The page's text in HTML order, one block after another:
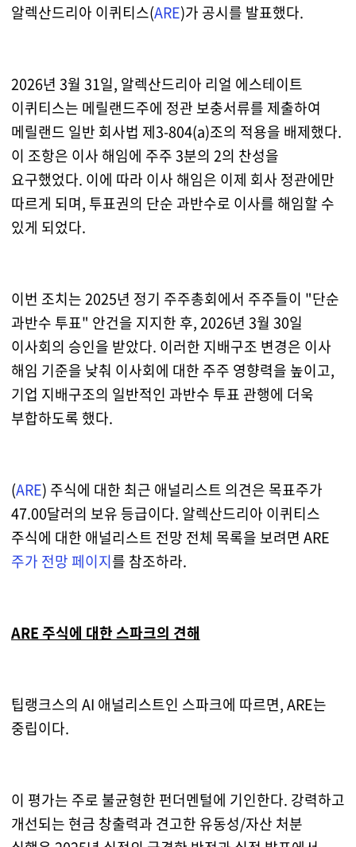
알렉산드리아 이퀴티스(ARE)가 공시를 발표했다.
2026년 3월 31일, 알렉산드리아 리얼 에스테이트
이퀴티스는 메릴랜드주에 정관 보충서류를 제출하여
메릴랜드 일반 회사법 제3-804(a)조의 적용을 배제했다.
이 조항은 이사 해임에 주주 3분의 2의 찬성을
요구했었다. 이에 따라 이사 해임은 이제 회사 정관에만
따르게 되며, 투표권의 단순 과반수로 이사를 해임할 수
있게 되었다.
이번 조치는 2025년 정기 주주총회에서 주주들이 "단순
과반수 투표" 안건을 지지한 후, 2026년 3월 30일
이사회의 승인을 받았다. 이러한 지배구조 변경은 이사
해임 기준을 낮춰 이사회에 대한 주주 영향력을 높이고,
기업 지배구조의 일반적인 과반수 투표 관행에 더욱
부합하도록 했다.
(ARE) 주식에 대한 최근 애널리스트 의견은 목표주가
47.00달러의 보유 등급이다. 알렉산드리아 이퀴티스
주식에 대한 애널리스트 전망 전체 목록을 보려면 ARE
주가 전망 페이지를 참조하라.
ARE 주식에 대한 스파크의 견해
팁랭크스의 AI 애널리스트인 스파크에 따르면, ARE는
중립이다.
이 평가는 주로 불균형한 펀더멘털에 기인한다. 강력하고
개선되는 현금 창출력과 견고한 유동성/자산 처분